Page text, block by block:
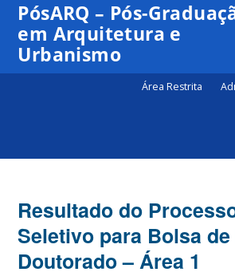
PósARQ – Pós-
em Arquitetura e
Urbanismo
Área Restrita
Resultado do
Seletivo para Bolsa
Doutorado – Área 1